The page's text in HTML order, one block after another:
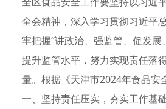
全会精神，深入学习贯彻习近平
牢把握“讲政治、强监管、促发
提升监管水平，努力实现责任落
量。根据《天津市2024年食品安
一、坚持责任压实，夯实工作基